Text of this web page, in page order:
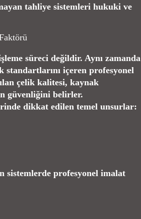
tahliye sistemleri hukuki ve
süreci değildir. Aynı zamanda
içeren profesyonel
çelik kalitesi, kaynak
güvenliğini belirler.
dikkat edilen temel unsurlar:
sistemlerde profesyonel imalat